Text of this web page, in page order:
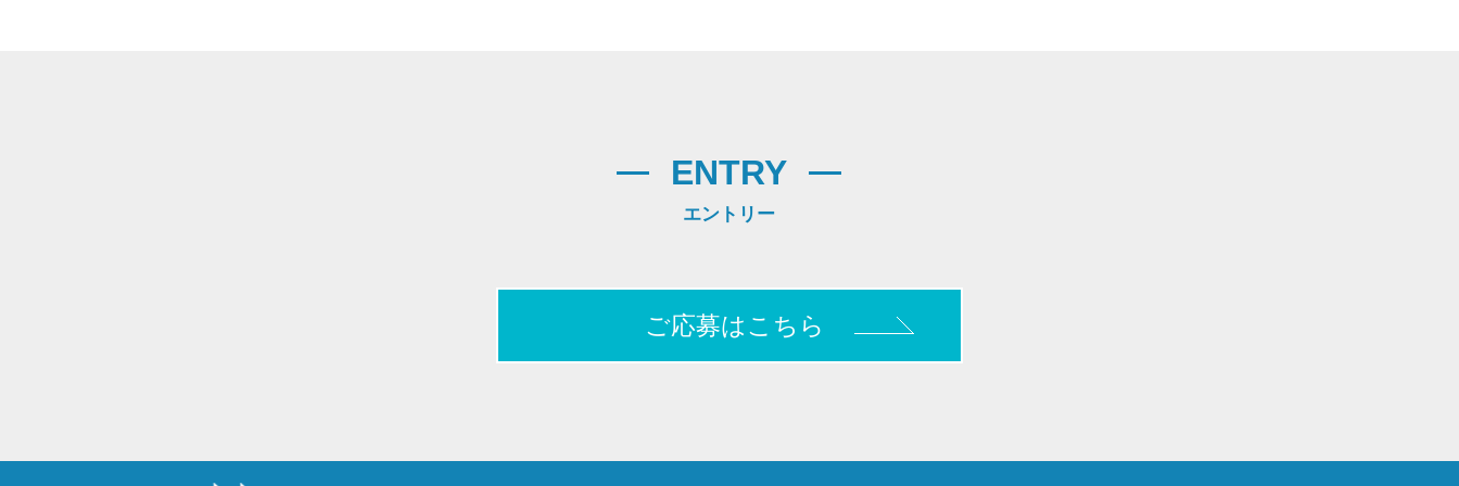
ENTRY
エントリー
ご応募はこちら